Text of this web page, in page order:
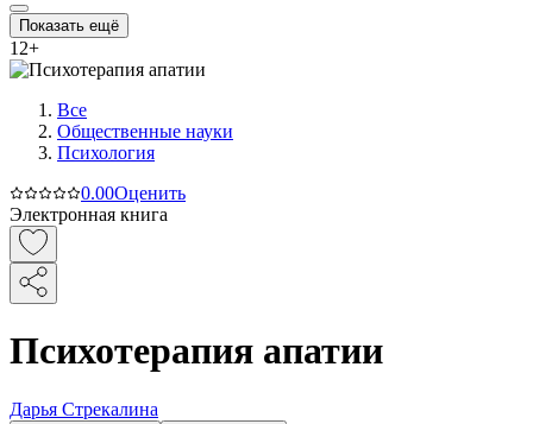
Показать ещё
12+
Все
Общественные науки
Психология
0.00Оценить
Электронная книга
Психотерапия апатии
Дарья Стрекалина